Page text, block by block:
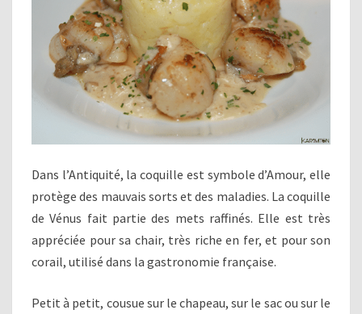
Dans l’Antiquité, la coquille est symbole d’Amour, elle
protège des mauvais sorts et des maladies. La coquille
de Vénus fait partie des mets raffinés. Elle est très
appréciée pour sa chair, très riche en fer, et pour son
corail, utilisé dans la gastronomie française.
Petit à petit, cousue sur le chapeau, sur le sac ou sur le